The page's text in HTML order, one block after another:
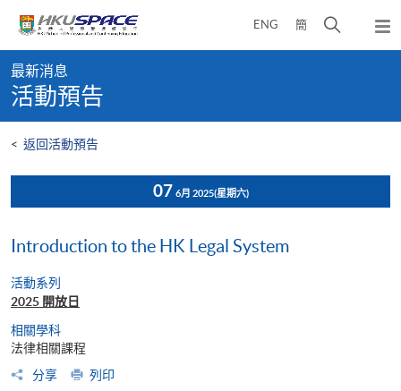
content
ENG 簡
開
彈
出
content
start
最新消息
活動預告
< 返回活動預告
07 6月 2025(星期六)
Introduction to the HK Legal System
活動系列
2025 開放日
相關學科
法律相關課程
分享
列印